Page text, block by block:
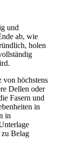
und
ab, wie
holen
von höchstens
Dellen oder
Fasern und
in
in
Belag